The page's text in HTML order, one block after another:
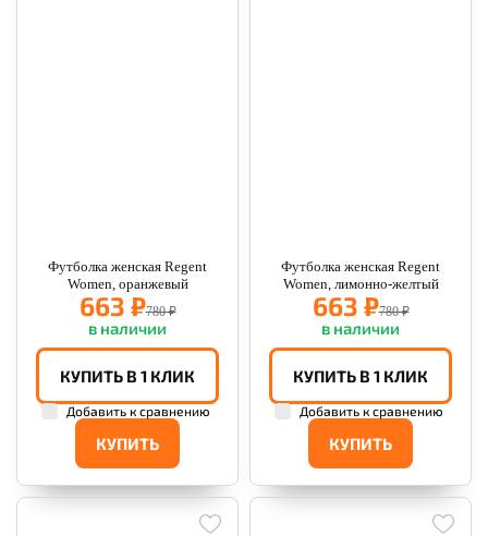
Футболка женская Regent
Women, оранжевый
663 ₽780 ₽
в наличии
КУПИТЬ
КУПИТЬ В 1 КЛИК
Добавить к сравнению
Футболка женская Regent
Women, лимонно-желтый
663 ₽780 ₽
в наличии
КУПИТЬ
КУПИТЬ В 1 КЛИК
Добавить к сравнению